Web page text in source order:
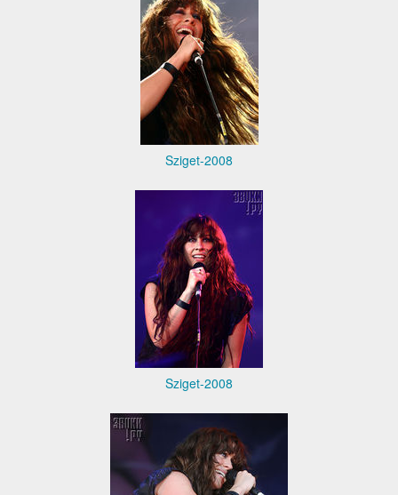
Sziget-2008
Sziget-2008